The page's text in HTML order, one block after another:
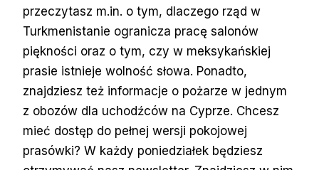
przeczytasz m.in. o tym, dlaczego rząd w
Turkmenistanie ogranicza pracę salonów
piękności oraz o tym, czy w meksykańskiej
prasie istnieje wolność słowa. Ponadto,
znajdziesz też informacje o pożarze w jednym
z obozów dla uchodźców na Cyprze. Chcesz
mieć dostęp do pełnej wersji pokojowej
prasówki? W każdy poniedziałek będziesz